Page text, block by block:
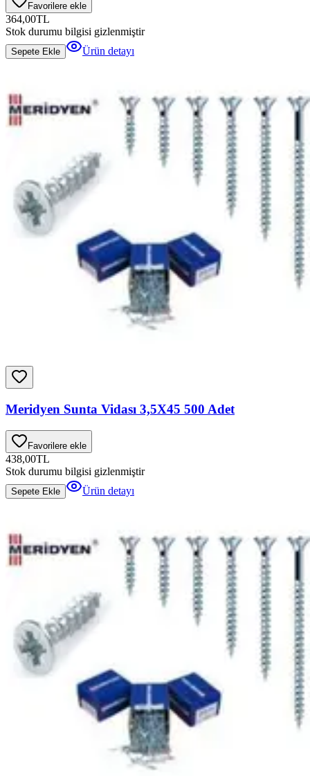
Favorilere ekle
364,00TL
Stok durumu bilgisi gizlenmiştir
Sepete Ekle Ürün detayı
Meridyen Sunta Vidası 3,5X45 500 Adet
Favorilere ekle
438,00TL
Stok durumu bilgisi gizlenmiştir
Sepete Ekle Ürün detayı